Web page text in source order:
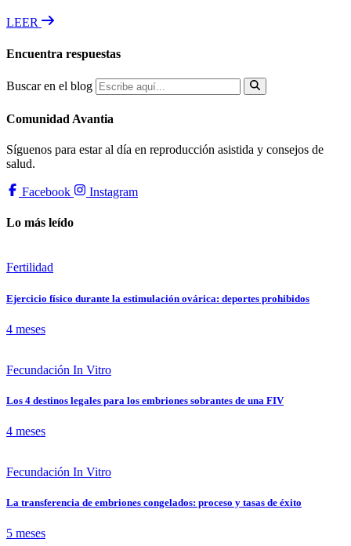
LEER
Encuentra respuestas
Buscar en el blog
Comunidad Avantia
Síguenos para estar al día en reproducción asistida y consejos de
salud.
Facebook Instagram
Lo más leído
Fertilidad
Ejercicio físico durante la estimulación ovárica: deportes prohibidos
4 meses
Fecundación In Vitro
Los 4 destinos legales para los embriones sobrantes de una FIV
4 meses
Fecundación In Vitro
La transferencia de embriones congelados: proceso y tasas de éxito
5 meses